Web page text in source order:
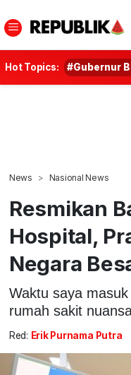
Hot Topics: #Gubernur
News Nasional News
Resmikan
Hospital,
Negara
Waktu saya
rumah sakit
Red: Erik Purnama Putra